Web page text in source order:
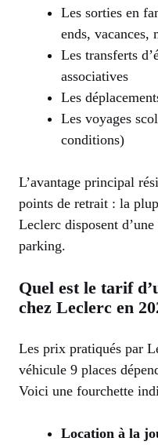
Les sorties en
ends, vacances,
Les transferts
associatives
Les
Les voyages
conditions)
L’avantage principal
points de retrait : la
Leclerc disposent
parking.
Quel est le tarif
chez Leclerc en
Les prix pratiqués par
véhicule 9 places
Voici une fourchette
Location à la